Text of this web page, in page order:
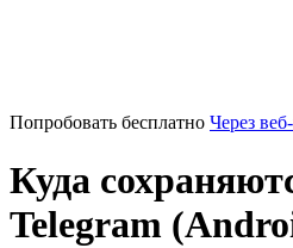
Попробовать бесплатно Через
Куда
Telegram